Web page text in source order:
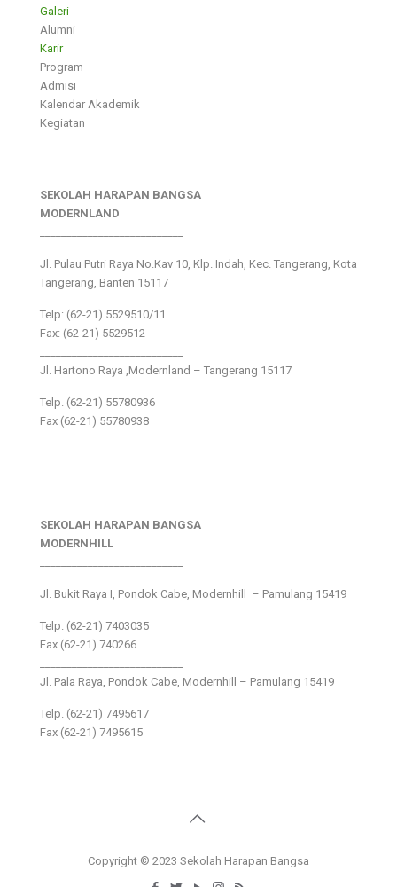
Galeri
Alumni
Karir
Program
Admisi
Kalendar Akademik
Kegiatan
SEKOLAH HARAPAN BANGSA
MODERNLAND
Jl. Pulau Putri Raya No.Kav 10, Klp. Indah, Kec. Tangerang, Kota
Tangerang, Banten 15117
Telp: (62-21) 5529510/11
Fax: (62-21) 5529512
Jl. Hartono Raya ,Modernland – Tangerang 15117
Telp. (62-21) 55780936
Fax (62-21) 55780938
SEKOLAH HARAPAN BANGSA
MODERNHILL
Jl. Bukit Raya I, Pondok Cabe, Modernhill – Pamulang 15419
Telp. (62-21) 7403035
Fax (62-21) 740266
Jl. Pala Raya, Pondok Cabe, Modernhill – Pamulang 15419
Telp. (62-21) 7495617
Fax (62-21) 7495615
Copyright © 2023 Sekolah Harapan Bangsa